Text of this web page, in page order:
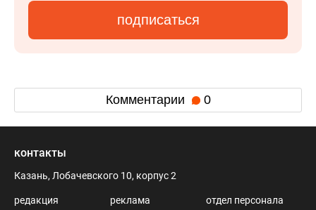
подписаться
Комментарии 0
контакты
Казань, Лобачевского 10, корпус 2
редакция
реклама
отдел персонала